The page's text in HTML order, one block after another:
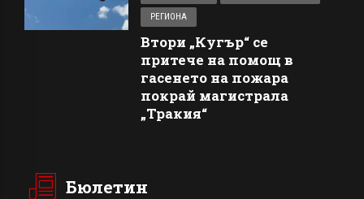
РЕГИОНА
Втори „Кугър“ се
притече на помощ в
гасенето на пожара
покрай магистрала
„Тракия“
Бюлетин